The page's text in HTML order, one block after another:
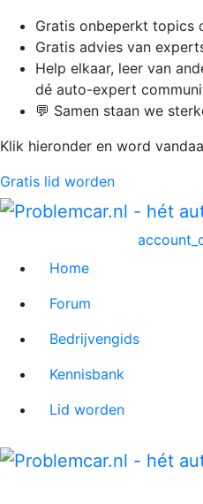
Gratis onbeperkt topics
Gratis advies van
Help elkaar, leer van
dé auto-expert
💬 Samen staan we
Klik hieronder en word
Gratis lid worden
Home
Forum
Bedrijvengids
Kennisbank
Lid worden